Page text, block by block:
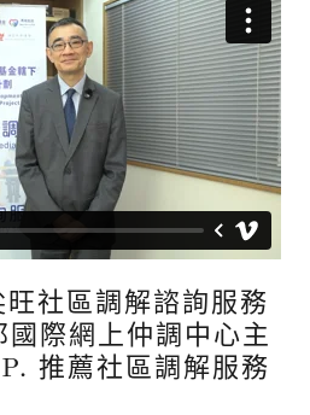
社區調解諮詢服務
國際網上仲調中心主
推薦社區調解服務